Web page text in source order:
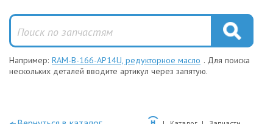
Например: RAM-B-166-AP14U, редукторное масло . Для поиска
нескольких деталей вводите артикул через запятую.